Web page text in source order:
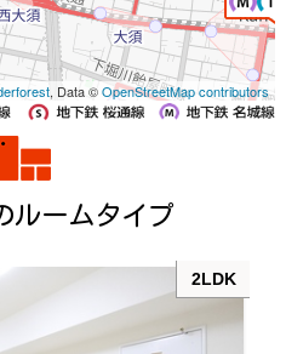
, Data ©OpenStreetMap contributors
ルームタイプ
2LDK